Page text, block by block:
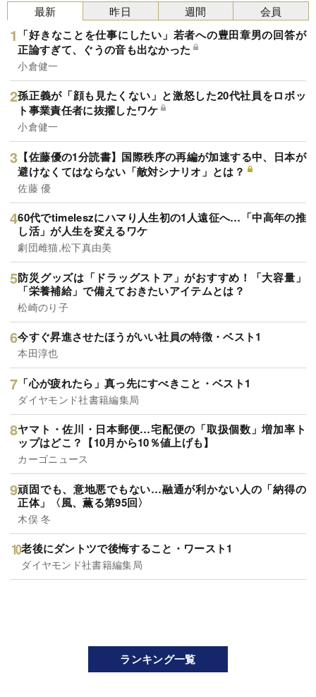
最新
「好きなことを仕事にしたい」若者への豊田章男の回答が
正論すぎて、ぐうの音も出なかった
小倉健一
孫正義が「顔も見たくない」と激怒した20代社員をロボッ
ト事業責任者に抜擢したワケ
小倉健一
【佐藤優の1分読書】国際秩序の再編が加速する中、日本が
避けなくてはならない「敵対シナリオ」とは？
佐藤 優
60代でtimeleszにハマり人生初の1人遠征へ…「中高年の推
し活」が人生を変えるワケ
劇団雌猫,松下真由美
防災グッズは「ドラッグストア」がおすすめ！「大容量」
「栄養補給」で備えておきたいアイテムとは？
松崎のり子
今すぐ昇進させたほうがいい社員の特徴・ベスト1
本田淳也
「心が疲れたら」真っ先にすべきこと・ベスト1
ダイヤモンド社書籍編集局
ヤマト・佐川・日本郵便…宅配便の「取扱個数」増加率ト
ップはどこ？【10月から10％値上げも】
カーゴニュース
頑固でも、意地悪でもない…融通が利かない人の「納得の
正体」〈風、薫る第95回〉
木俣 冬
老後にダントツで後悔すること・ワースト1
ダイヤモンド社書籍編集局
昨日 週間 会員
ランキング一覧